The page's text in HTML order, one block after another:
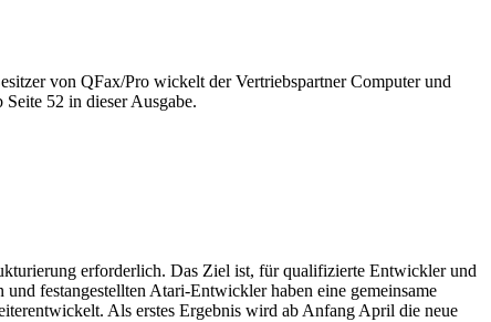
von QFax/Pro wickelt der Vertriebspartner Computer und
52 in dieser Ausgabe.
erforderlich. Das Ziel ist, für qualifizierte Entwickler und
festangestellten Atari-Entwickler haben eine gemeinsame
Als erstes Ergebnis wird ab Anfang April die neue